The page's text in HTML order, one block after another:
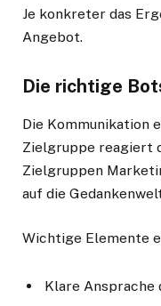
Je konkreter das
Angebot.
Die richtige
Die Kommunikation
Zielgruppe reagiert
Zielgruppen
auf die
Wichtige Elemente
Klare Ansprache